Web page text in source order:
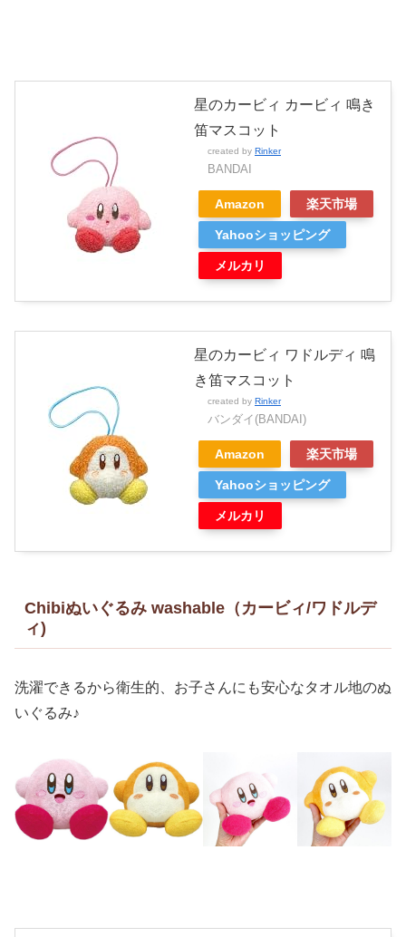
星のカービィ カービィ 鳴き
笛マスコット
created by Rinker
BANDAI
Amazon 楽天市場
Yahooショッピング
メルカリ
星のカービィ ワドルディ 鳴
き笛マスコット
created by Rinker
バンダイ(BANDAI)
Amazon 楽天市場
Yahooショッピング
メルカリ
Chibiぬいぐるみ washable（カービィ/ワドルデ
ィ)
洗濯できるから衛生的、お子さんにも安心なタオル地のぬ
いぐるみ♪